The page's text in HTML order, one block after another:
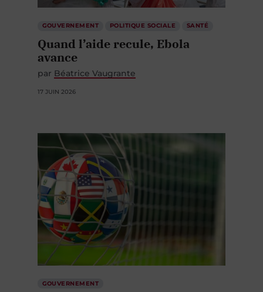
GOUVERNEMENT POLITIQUE SOCIALE SANTÉ
Quand l’aide recule, Ebola
avance
par Béatrice Vaugrante
17 JUIN 2026
GOUVERNEMENT